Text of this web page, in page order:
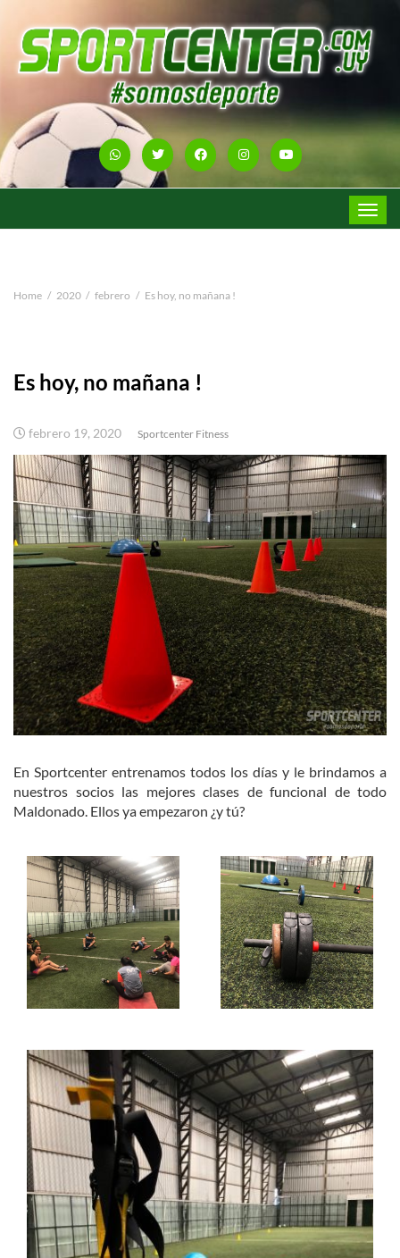
Toggle
Home 2020 febrero Es hoy, no mañana !
Es hoy, no mañana !
febrero 19, 2020 Sportcenter Fitness
En Sportcenter entrenamos todos los días y le brindamos a
nuestros socios las mejores clases de funcional de todo
Maldonado. Ellos ya empezaron ¿y tú?